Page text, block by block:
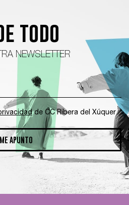
todo
NEWSLETTER
de CC Ribera del Xúquer
ME APUNTO